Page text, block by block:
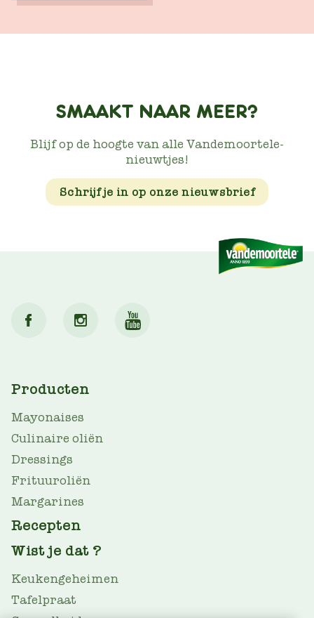
SMAAKT NAAR MEER?
Blijf op de hoogte van alle Vandemoortele-
nieuwtjes!
Schrijf je in op onze nieuwsbrief
MAIN
NAV
Producten
Mayonaises
Culinaire oliën
Dressings
Frituuroliën
Margarines
Recepten
Wist je dat ?
Keukengeheimen
Tafelpraat